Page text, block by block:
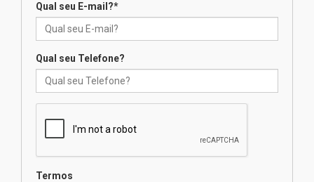
das novas tecnologias em
calouros do segundo semestre
04.08.2026
Qual seu E-mail?*
Qual seu Telefone?
Termos